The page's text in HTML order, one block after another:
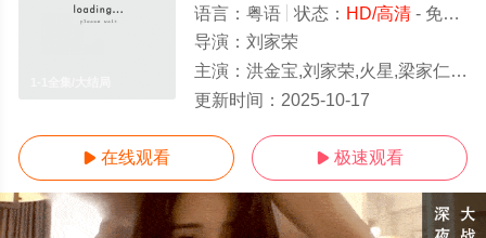
语言： 粤语 状态： HD/高清- 免费在线观看
导演： 刘家荣
主演： 洪金宝,刘家荣,火星,梁家仁,石天,麦嘉,林正英,元彪
更新时间： 2025-10-17
 在线观看  极速观看